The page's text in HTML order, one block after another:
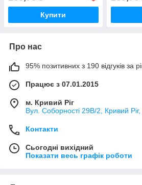
Купити
Про нас
95% позитивних з 190 відгуків за
Працює з 07.01.2015
м. Кривий Ріг
Вул. Соборності 29В/2, Кривий Ріг,
Контакти
Сьогодні вихідний
Показати весь графік роботи